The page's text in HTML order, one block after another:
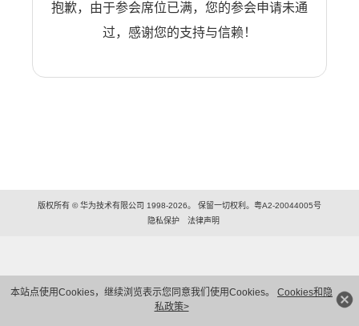
本站点使用Cookies，继续浏览表示您同意我们使用Cookies。 Cookies和隐
私政策>
抱歉，由于参会席位已满，您的参会申请未通
过，感谢您的支持与信赖！
版权所有 © 华为技术有限公司 1998-2026。 保留一切权利。粤A2-20044005号
隐私保护
法律声明